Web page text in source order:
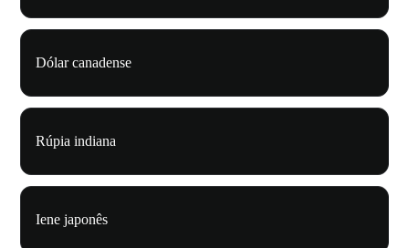
Dólar canadense
Rúpia indiana
Iene japonês